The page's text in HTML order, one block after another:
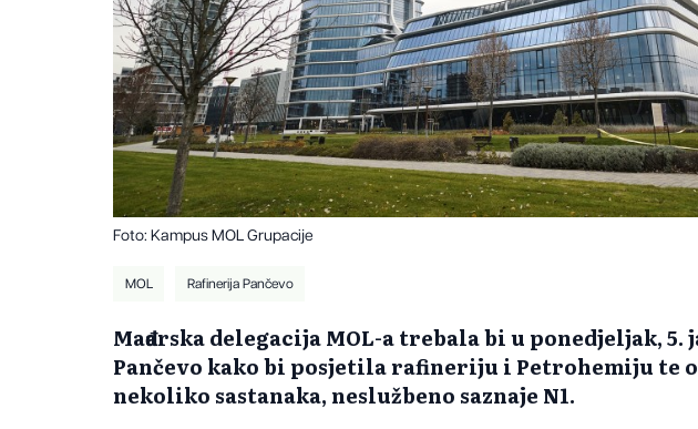
Foto: Kampus MOL Grupacije
MOL Rafinerija Pančevo
Mađarska delegacija MOL-a trebala bi u ponedjeljak, 5.
Pančevo kako bi posjetila rafineriju i Petrohemiju te
nekoliko sastanaka, neslužbeno saznaje N1.